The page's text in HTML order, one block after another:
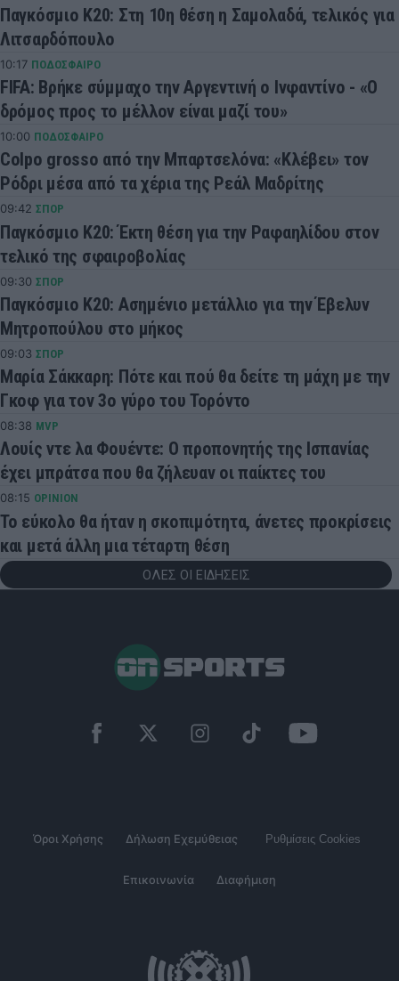
Παγκόσμιο Κ20: Στη 10η θέση η Σαμολαδά, τελικός για
Λιτσαρδόπουλο
10:17 ΠΟΔΟΣΦΑΙΡΟ
FIFA: Βρήκε σύμμαχο την Αργεντινή ο Ινφαντίνο - «Ο
δρόμος προς το μέλλον είναι μαζί του»
10:00 ΠΟΔΟΣΦΑΙΡΟ
Colpo grosso από την Μπαρτσελόνα: «Κλέβει» τον
Ρόδρι μέσα από τα χέρια της Ρεάλ Μαδρίτης
09:42 ΣΠΟΡ
Παγκόσμιο Κ20: Έκτη θέση για την Ραφαηλίδου στον
τελικό της σφαιροβολίας
09:30 ΣΠΟΡ
Παγκόσμιο Κ20: Ασημένιο μετάλλιο για την Έβελυν
Μητροπούλου στο μήκος
09:03 ΣΠΟΡ
Μαρία Σάκκαρη: Πότε και πού θα δείτε τη μάχη με την
Γκοφ για τον 3ο γύρο του Τορόντο
08:38 MVP
Λουίς ντε λα Φουέντε: Ο προπονητής της Ισπανίας
έχει μπράτσα που θα ζήλευαν οι παίκτες του
08:15 OPINION
Το εύκολο θα ήταν η σκοπιμότητα, άνετες προκρίσεις
και μετά άλλη μια τέταρτη θέση
ΟΛΕΣ ΟΙ ΕΙΔΗΣΕΙΣ
Όροι Χρήσης Δήλωση Εχεμύθειας Ρυθμίσεις Cookies
Επικοινωνία Διαφήμιση